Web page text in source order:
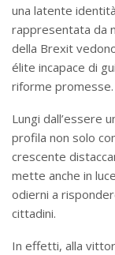
una latente
rappresentata da
della Brexit
élite incapace di
riforme promesse.
Lungi dall’essere
profila non solo
crescente
mette anche in
odierni a
cittadini.
In effetti, alla